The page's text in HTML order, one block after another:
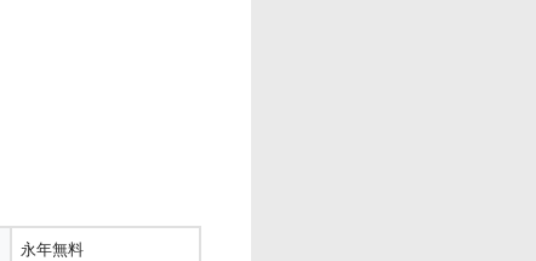
永年無料